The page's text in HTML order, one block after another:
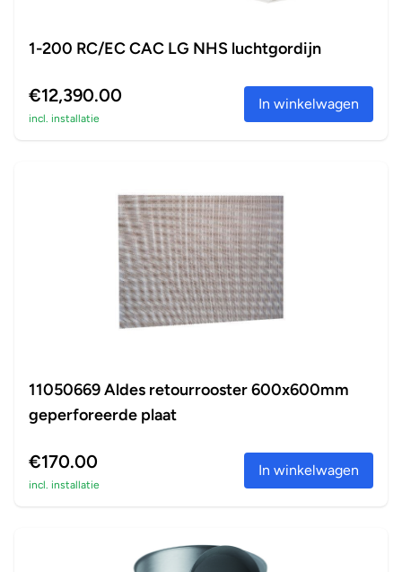
1-200 RC/EC CAC LG NHS luchtgordijn
€12,390.00
incl. installatie
In winkelwagen
11050669 Aldes retourrooster 600x600mm
geperforeerde plaat
€170.00
incl. installatie
In winkelwagen